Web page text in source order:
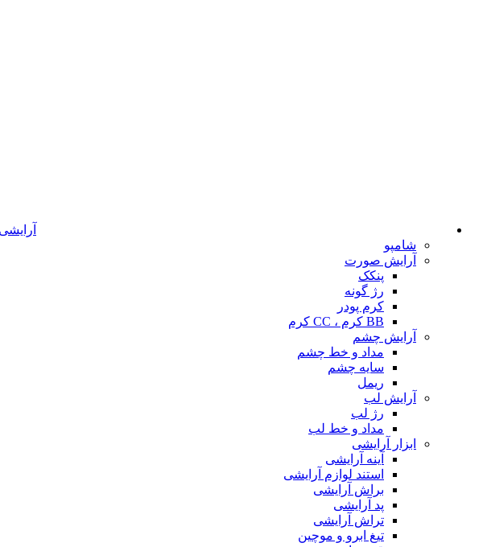
شامپو
آرایش صورت
پنکک
رژ گونه
کرم پودر
BB کرم ، CC کرم
آرایش چشم
مداد و خط چشم
سایه چشم
ریمل
آرایش لب
رژ لب
مداد و خط لب
ابزار آرایشی
آینه آرایشی
استند لوازم آرایشی
براش آرایشی
پد آرایشی
تراش آرایشی
تیغ ابرو و موچین